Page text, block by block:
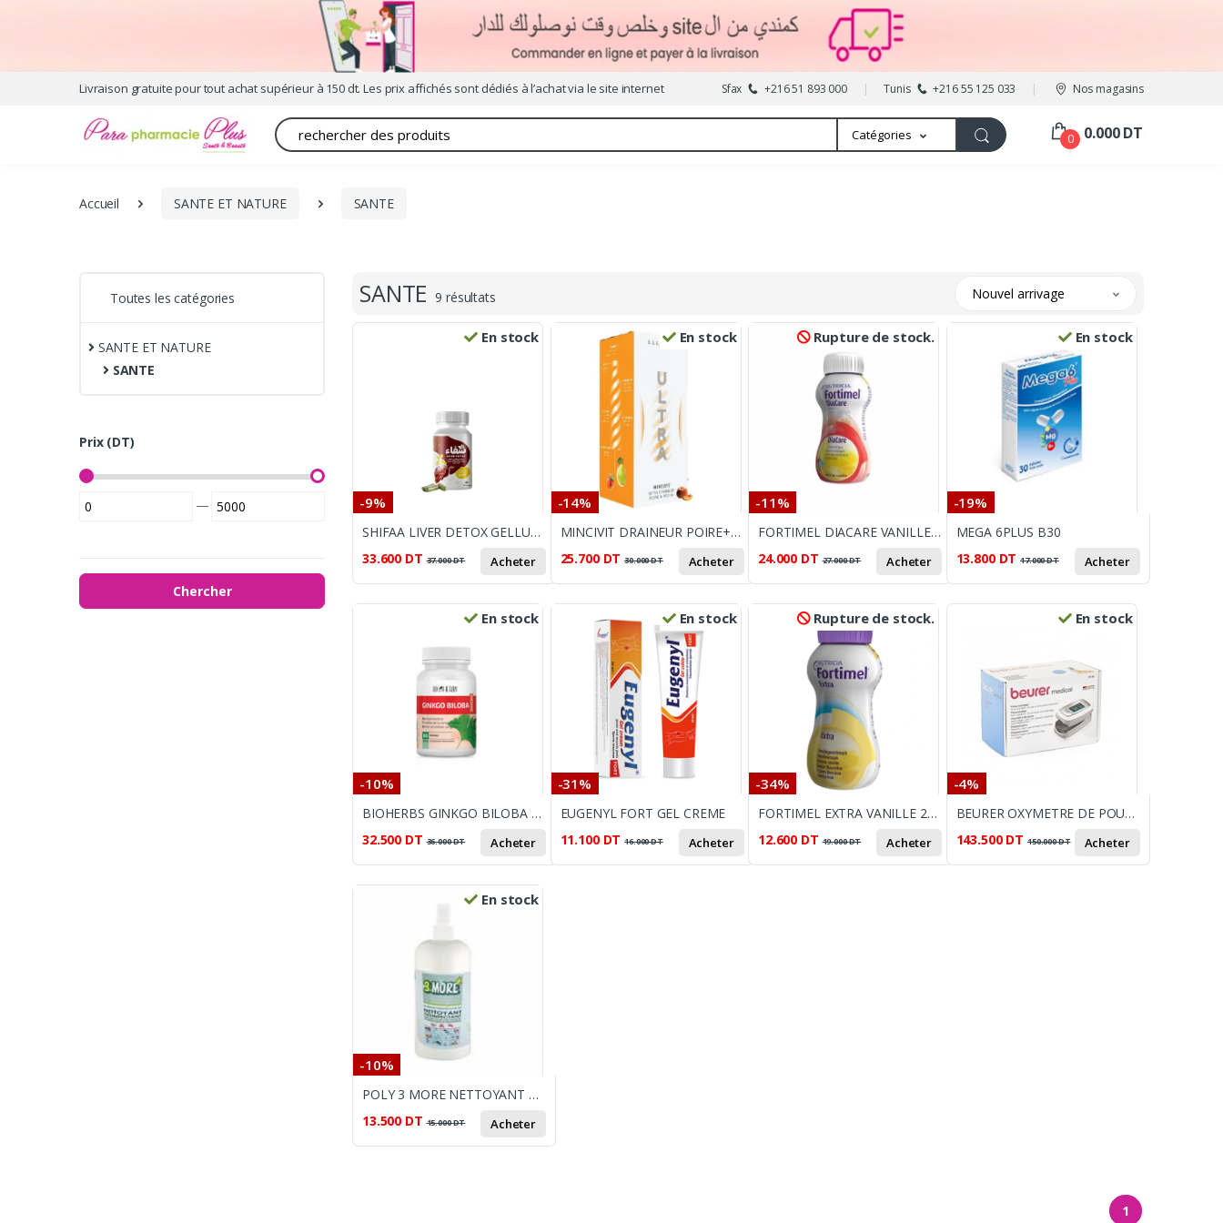
Livraison gratuite pour tout achat supérieur à 150 dt. Les prix affichés sont dédiés à l’achat via le site internet Sfax +216 51 893 000 Tunis +216 55 125 033 Nos magasins
Recherche Catégories 0 0.000 DT
Accueil SANTE ET NATURE SANTE
Toutes les catégories
SANTE ET NATURE
SANTE
Prix (DT)
—
Chercher
SANTE 9 résultats Nouvel arrivage
En stock
-9%
SHIFAA LIVER DETOX GELLULES B30
33.600 DT 37.000DT Acheter
En stock
-14%
MINCIVIT DRAINEUR POIRE+PECHE
25.700 DT 30.000DT Acheter
Rupture de stock.
-11%
FORTIMEL DIACARE VANILLE VANILLE
24.000 DT 27.000DT Acheter
En stock
-19%
MEGA 6PLUS B30
13.800 DT 17.000DT Acheter
En stock
-10%
BIOHERBS GINKGO BILOBA EXTRAIT 60 GELULES
32.500 DT 36.000DT Acheter
En stock
-31%
EUGENYL FORT GEL CREME
11.100 DT 16.000DT Acheter
Rupture de stock.
-34%
FORTIMEL EXTRA VANILLE 200 ML
12.600 DT 19.000DT Acheter
En stock
-4%
BEURER OXYMETRE DE POULS PO30
143.500 DT 150.000DT Acheter
En stock
-10%
POLY 3 MORE NETTOYANT DÉSINFECTANT
13.500 DT 15.000DT Acheter
1